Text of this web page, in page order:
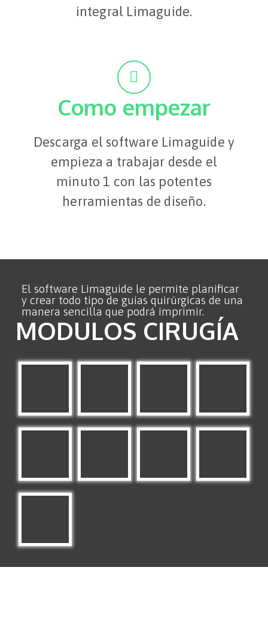
integral Limaguide.
Como empezar
Descarga el software Limaguide y
empieza a trabajar desde el
minuto 1 con las potentes
herramientas de diseño.
El software Limaguide le permite planificar
y crear todo tipo de guías quirúrgicas de una
manera sencilla que podrá imprimir.
MODULOS CIRUGÍA